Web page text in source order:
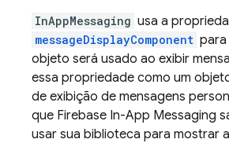
InAppMessaging usa a
messageDisplayComponent para
objeto será usado ao exibir
essa propriedade como um
de exibição de mensagens
que Firebase In-App Messaging
usar sua biblioteca para mostrar